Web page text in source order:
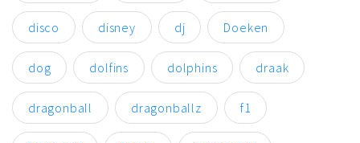
disco disney dj Doeken
dog dolfins dolphins draak
dragonball dragonballz f1